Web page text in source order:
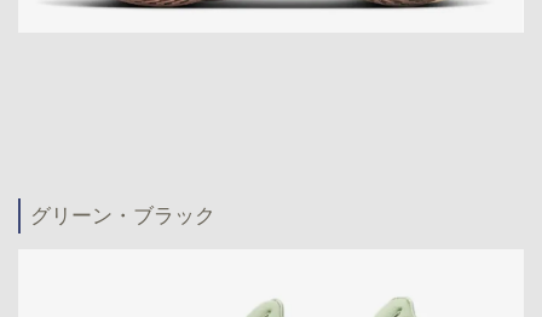
グリーン・ブラック